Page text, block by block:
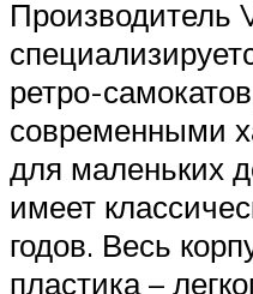
Производитель
ретро-
современными
для маленьких
имеет
годов. Весь
пластика –